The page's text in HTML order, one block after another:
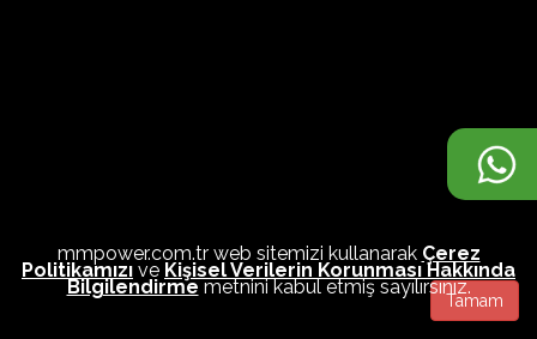
mmpower.com.tr web sitemizi kullanarak Çerez
Politikamızı ve Kişisel Verilerin Korunması Hakkında
Bilgilendirmemetnini kabul etmiş sayılırsınız.
Tamam